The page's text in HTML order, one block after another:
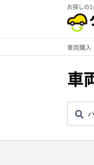
お探しの1
車両購入
車